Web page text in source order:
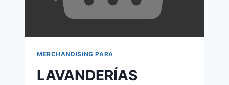
MERCHANDISING PARA
LAVANDERÍAS